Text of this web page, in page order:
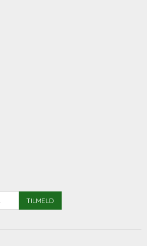
TILMELD